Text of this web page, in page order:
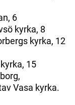
6
kyrka, 8
kyrka, 12
15
Vasa kyrka.